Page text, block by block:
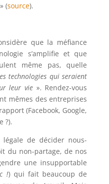
» (source).
que la méfiance
s’amplifie et que
même pas, quelle
technologies qui seraient
leur vie ». Rendez-vous
mêmes des entreprises
(Facebook, Google,
?).
légale de décider nous-
du non-partage, de nos
une insupportable
!) qui fait beaucoup de